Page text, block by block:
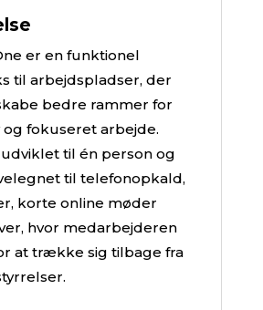
er en funktionel
til arbejdspladser, der
bedre rammer for
og fokuseret arbejde.
til én person og
til telefonopkald,
korte online møder
hvor medarbejderen
at trække sig tilbage fra